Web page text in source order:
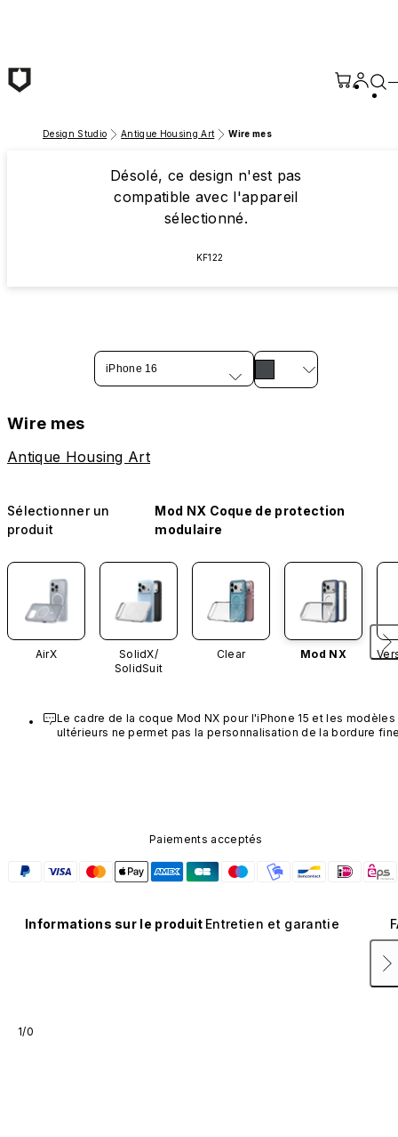
Design Studio Antique Housing Art Wire mes
Désolé, ce design n'est pas
compatible avec l'appareil
sélectionné.
KF122
iPhone 16
Wire mes
Antique Housing Art
Sélectionner un
produit
Mod NX Coque de protection
modulaire
AirX
SolidX/
SolidSuit
Clear Mod NX
Le cadre de la coque Mod NX pour l'iPhone 15 et les modèles
ultérieurs ne permet pas la personnalisation de la bordure
Paiements acceptés
Informations sur le produit Entretien et garantie
1/0